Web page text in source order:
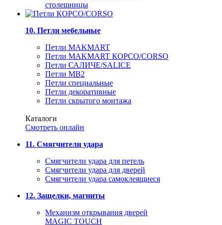
столешницы
10. Петли мебельные
Петли MAKMART
Петли MAKMART КОРСО/CORSO
Петли САЛИЧЕ/SALICE
Петли MB2
Петли специальные
Петли декоративные
Петли скрытого монтажа
Каталоги
Смотреть онлайн
11. Смягчители удара
Смягчители удара для петель
Смягчители удара для дверей
Cмягчители удара самоклеящиеся
12. Защелки, магниты
Механизм открывания дверей
MAGIC TOUCH